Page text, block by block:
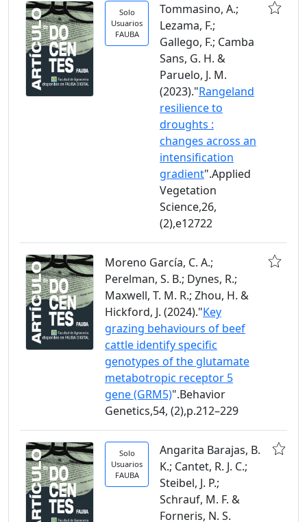
Solo
Usuarios
FAUBA
Tommasino, A.;
Lezama, F.;
Gallego, F.; Camba
Sans, G. H. &
Paruelo, J. M.
(2023)."Rangeland
resilience to
droughts :
changes across an
intensification
gradient".Applied
Vegetation
Science,26,
(2),e12722
Moreno García, C. A.;
Perelman, S. B.; Dynes, R.;
Maxwell, T. M. R.; Zhou, H. &
Hickford, J. (2024)."Key
grazing behaviours of beef
cattle identify specific
genotypes of the glutamate
metabotropic receptor 5
gene (GRM5)".Behavior
Genetics,54, (2),p.212–229
Solo
Usuarios
FAUBA
Angarita Barajas, B.
K.; Cantet, R. J. C.;
Steibel, J. P.;
Schrauf, M. F. &
Forneris, N. S.